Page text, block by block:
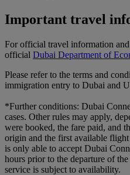
Important travel
For official travel information
official Dubai Department of
Please refer to the terms and
immigration entry to Dubai and
*Further conditions: Dubai
cases. Other rules may apply,
were booked, the fare paid, and
origin and the first available
is only able to accept Dubai
hours prior to the departure of
service is subject to availability.